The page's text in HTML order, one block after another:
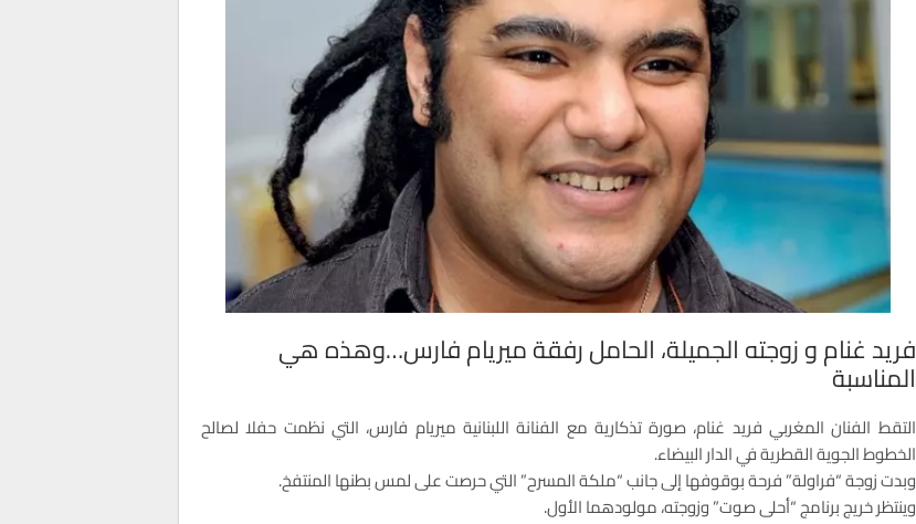
فريد غنام و زوجته الجميلة، الحامل رفقة ميريام فارس…وهذه هي
المناسبة
التقط الفنان المغربي فريد غنام، صورة تذكارية مع الفنانة اللبنانية ميريام فارس، التي نظمت حفلا لصالح
الخطوط الجوية القطرية في الدار البيضاء.
وبدت زوجة “فراولة” فرحة بوقوفها إلى جانب “ملكة المسرح” التي حرصت على لمس بطنها المنتفخ.
وينتظر خريج برنامج “أحلى صوت” وزوجته، مولودهما الأول.